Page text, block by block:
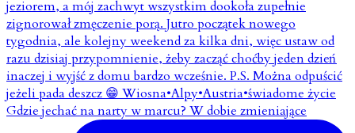
Gdzie jechać na narty w marcu? W dobie zmieniające